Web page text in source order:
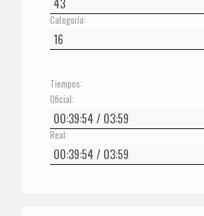
Categoría:
Tiempos:
Oficial:
Real: